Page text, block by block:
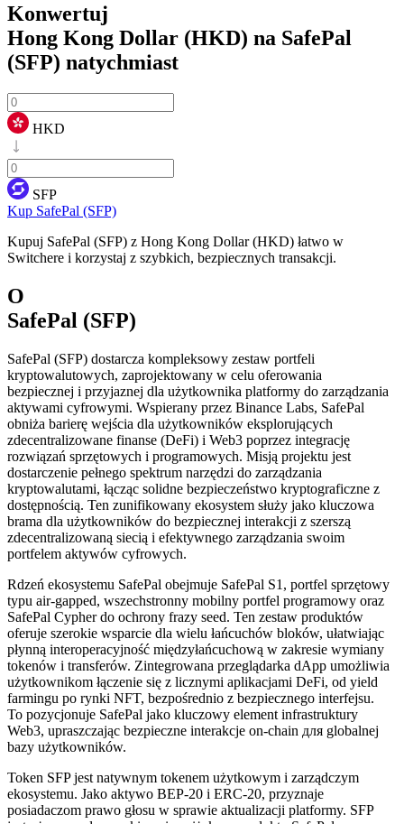
Konwertuj
Hong Kong Dollar (HKD) na SafePal
(SFP) natychmiast
HKD
SFP
Kup SafePal (SFP)
Kupuj SafePal (SFP) z Hong Kong Dollar (HKD) łatwo w
Switchere i korzystaj z szybkich, bezpiecznych transakcji.
O
SafePal (SFP)
SafePal (SFP) dostarcza kompleksowy zestaw portfeli
kryptowalutowych, zaprojektowany w celu oferowania
bezpiecznej i przyjaznej dla użytkownika platformy do zarządzania
aktywami cyfrowymi. Wspierany przez Binance Labs, SafePal
obniża barierę wejścia dla użytkowników eksplorujących
zdecentralizowane finanse (DeFi) i Web3 poprzez integrację
rozwiązań sprzętowych i programowych. Misją projektu jest
dostarczenie pełnego spektrum narzędzi do zarządzania
kryptowalutami, łącząc solidne bezpieczeństwo kryptograficzne z
dostępnością. Ten zunifikowany ekosystem służy jako kluczowa
brama dla użytkowników do bezpiecznej interakcji z szerszą
zdecentralizowaną siecią i efektywnego zarządzania swoim
portfelem aktywów cyfrowych.
Rdzeń ekosystemu SafePal obejmuje SafePal S1, portfel sprzętowy
typu air-gapped, wszechstronny mobilny portfel programowy oraz
SafePal Cypher do ochrony frazy seed. Ten zestaw produktów
oferuje szerokie wsparcie dla wielu łańcuchów bloków, ułatwiając
płynną interoperacyjność międzyłańcuchową w zakresie wymiany
tokenów i transferów. Zintegrowana przeglądarka dApp umożliwia
użytkownikom łączenie się z licznymi aplikacjami DeFi, od yield
farmingu po rynki NFT, bezpośrednio z bezpiecznego interfejsu.
To pozycjonuje SafePal jako kluczowy element infrastruktury
Web3, upraszczając bezpieczne interakcje on-chain для globalnej
bazy użytkowników.
Token SFP jest natywnym tokenem użytkowym i zarządczym
ekosystemu. Jako aktywo BEP-20 i ERC-20, przyznaje
posiadaczom prawo głosu w sprawie aktualizacji platformy. SFP